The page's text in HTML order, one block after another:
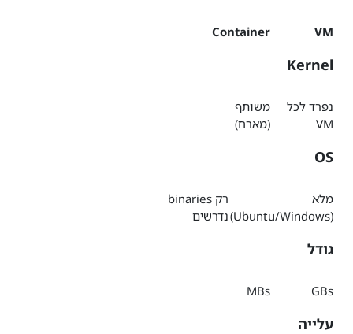
VM
Container
Kernel
נפרד לכל
VM
משותף
(מארח)
OS
מלא
(Ubuntu/Windows)
רק binaries
נדרשים
גודל
GBs
MBs
עלייה